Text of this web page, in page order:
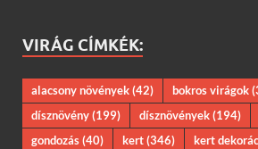
VIRÁG CÍMKÉK:
alacsony növények(42) bokros virágok
dísznövény(199) dísznövények(194)
gondozás(40) kert(346) kert